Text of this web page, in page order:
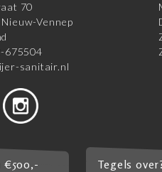
70
Vennep
675504
sanitair.nl
€500,- Tegels